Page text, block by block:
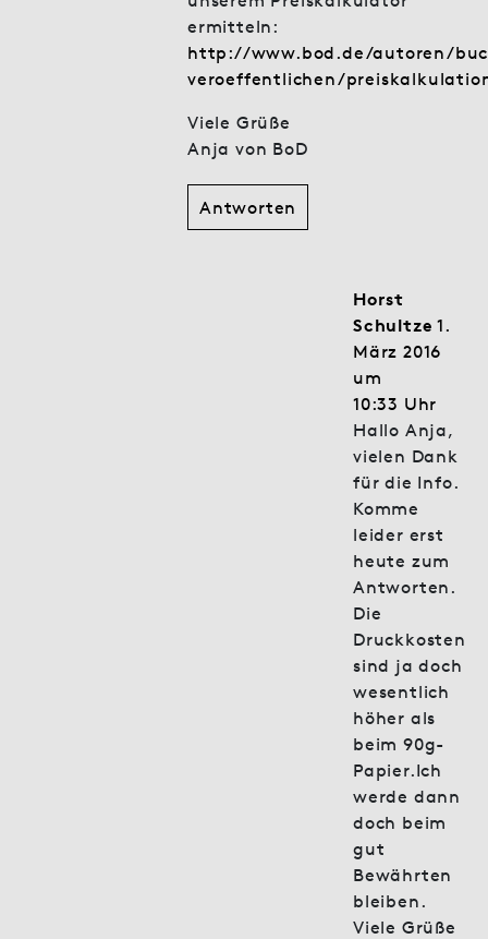
ermitteln:
http://www.bod.de/autoren/
veroeffentlichen/
Viele Grüße
Anja von BoD
Antworten
Horst
Schultze 1.
März 2016
um
10:33 Uhr
Hallo Anja,
vielen Dank
für die Info.
Komme
leider erst
heute zum
Antworten.
Die
Druckkosten
sind ja doch
wesentlich
höher als
beim 90g-
Papier.Ich
werde dann
doch beim
gut
Bewährten
bleiben.
Viele Grüße